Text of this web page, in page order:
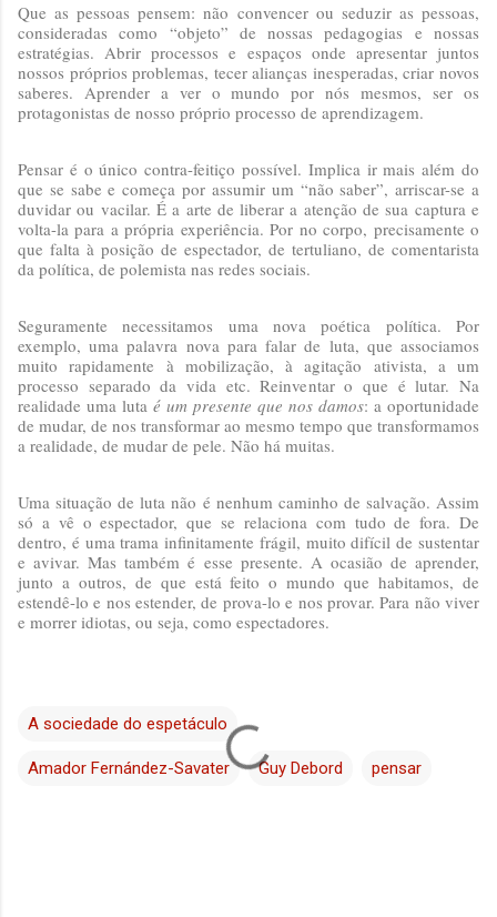
Que as pessoas pensem: não convencer ou seduzir as pessoas,
consideradas como “objeto” de nossas pedagogias e nossas
estratégias. Abrir processos e espaços onde apresentar juntos
nossos próprios problemas, tecer alianças inesperadas, criar novos
saberes. Aprender a ver o mundo por nós mesmos, ser os
protagonistas de nosso próprio processo de aprendizagem.
Pensar é o único contra-feitiço possível. Implica ir mais além do
que se sabe e começa por assumir um “não saber”, arriscar-se a
duvidar ou vacilar. É a arte de liberar a atenção de sua captura e
volta-la para a própria experiência. Por no corpo, precisamente o
que falta à posição de espectador, de tertuliano, de comentarista
da política, de polemista nas redes sociais.
Seguramente necessitamos uma nova poética política. Por
exemplo, uma palavra nova para falar de luta, que associamos
muito rapidamente à mobilização, à agitação ativista, a um
processo separado da vida etc. Reinventar o que é lutar. Na
realidade uma luta é um presente que nos damos: a oportunidade
de mudar, de nos transformar ao mesmo tempo que transformamos
a realidade, de mudar de pele. Não há muitas.
Uma situação de luta não é nenhum caminho de salvação. Assim
só a vê o espectador, que se relaciona com tudo de fora. De
dentro, é uma trama infinitamente frágil, muito difícil de sustentar
e avivar. Mas também é esse presente. A ocasião de aprender,
junto a outros, de que está feito o mundo que habitamos, de
estendê-lo e nos estender, de prova-lo e nos provar. Para não viver
e morrer idiotas, ou seja, como espectadores.
A sociedade do espetáculo
Amador Fernández-Savater Guy Debord pensar